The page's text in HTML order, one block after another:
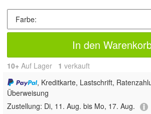
In den
10+ Auf Lager 1 verkauft
, Kreditkarte, Lastschrift,
Überweisung
Zustellung: Di, 11. Aug. bis Mo, 17. Aug.